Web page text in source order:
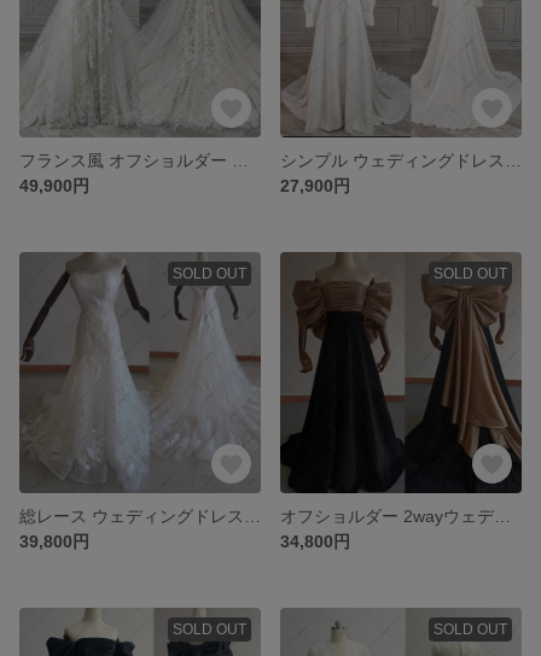
49,900円
27,900円
SOLD OUT
39,800円
SOLD OUT
34,800円
SOLD OUT SOLD OUT